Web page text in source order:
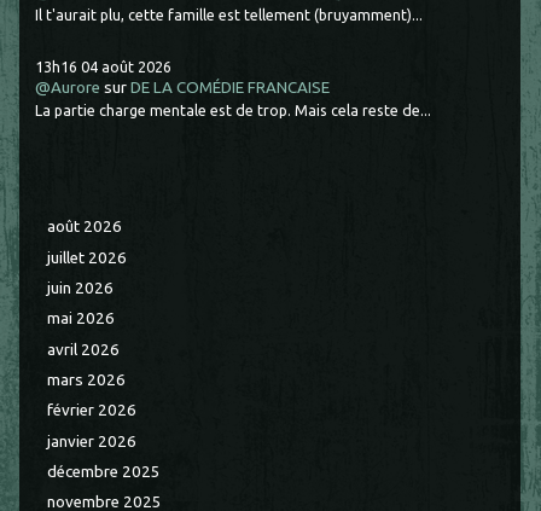
Il t'aurait plu, cette famille est tellement (bruyamment)...
13h16 04 août 2026
@Aurore surDE LA COMÉDIE FRANCAISE
La partie charge mentale est de trop. Mais cela reste de...
août 2026
juillet 2026
juin 2026
mai 2026
avril 2026
mars 2026
février 2026
janvier 2026
décembre 2025
novembre 2025